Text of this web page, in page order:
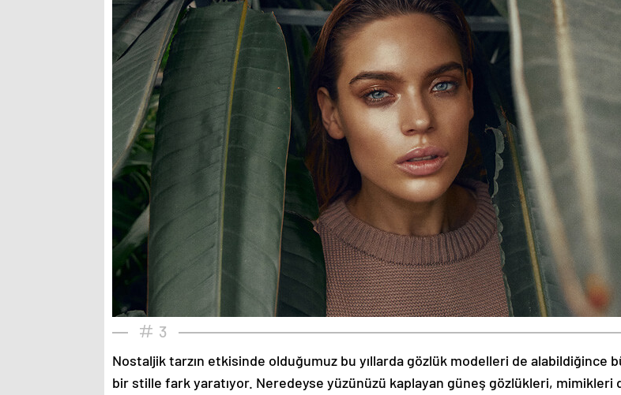
3
Nostaljik tarzın etkisinde olduğumuz bu yıllarda gözlük modelleri de alabildiğince
bir stille fark yaratıyor. Neredeyse yüzünüzü kaplayan güneş gözlükleri, mimikleri